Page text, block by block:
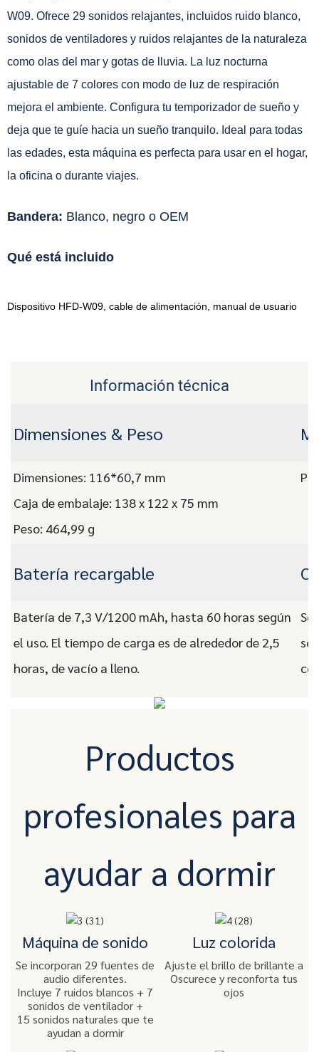
W09. Ofrece 29 sonidos relajantes, incluidos ruido blanco,
sonidos de ventiladores y ruidos relajantes de la naturaleza
como olas del mar y gotas de lluvia. La luz nocturna
ajustable de 7 colores con modo de luz de respiración
mejora el ambiente. Configura tu temporizador de sueño y
deja que te guíe hacia un sueño tranquilo. Ideal para todas
las edades, esta máquina es perfecta para usar en el hogar,
la oficina o durante viajes.
Bandera: Blanco, negro o OEM
Qué está incluido
Dispositivo HFD-W09, cable de alimentación, manual de usuario
Información técnica
Dimensiones & Peso
Dimensiones: 116*60,7 mm
Caja de embalaje: 138 x 122 x 75 mm
Peso: 464,99 g
Batería recargable
Batería de 7,3 V/1200 mAh, hasta 60 horas según
el uso. El tiempo de carga es de alrededor de 2,5
horas, de vacío a lleno.
Productos
profesionales para
ayudar a dormir
Máquina de sonido
Se incorporan 29 fuentes de
audio diferentes.
Incluye 7 ruidos blancos + 7
sonidos de ventilador +
15 sonidos naturales que te
ayudan a dormir
Luz colorida
Ajuste el brillo de brillante a
Oscurece y reconforta tus
ojos